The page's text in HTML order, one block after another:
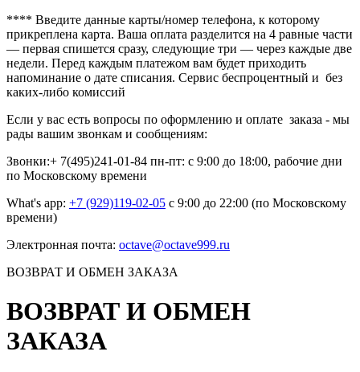
**** Введите данные карты/номер телефона, к которому
прикреплена карта. Ваша оплата разделится на 4 равные части
— первая спишется сразу, следующие три — через каждые две
недели. Перед каждым платежом вам будет приходить
напоминание о дате списания. Сервис беспроцентный и без
каких-либо комиссий
Если у вас есть вопросы по оформлению и оплате заказа - мы
рады вашим звонкам и сообщениям:
Звонки:+ 7(495)241-01-84 пн-пт: с 9:00 до 18:00, рабочие дни
по Московскому времени
What's app: +7 (929)119-02-05 с 9:00 до 22:00 (по Московскому
времени)
Электронная почта: octave@octave999.ru
ВОЗВРАТ И ОБМЕН ЗАКАЗА
ВОЗВРАТ И ОБМЕН
ЗАКАЗА